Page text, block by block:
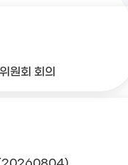
원회 회의